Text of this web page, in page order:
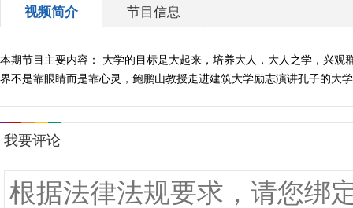
视频简介 节目信息
本期节目主要内容： 大学的目标是大起来，培养大人，大人之学，兴
界不是靠眼睛而是靠心灵，鲍鹏山教授走进建筑大学励志演讲孔子的大